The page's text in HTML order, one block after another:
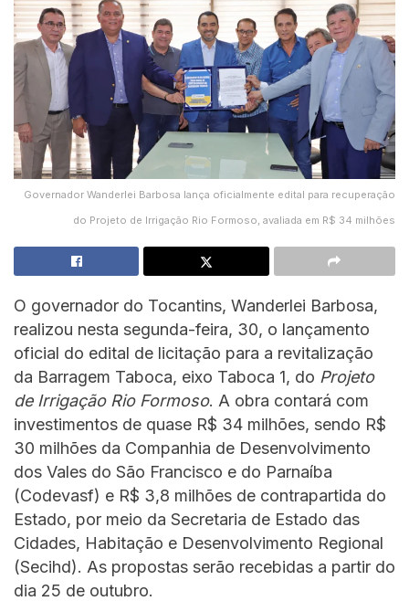
Governador Wanderlei Barbosa lança oficialmente edital para recuperação
do Projeto de Irrigação Rio Formoso, avaliada em R$ 34 milhões
O governador do Tocantins, Wanderlei Barbosa,
realizou nesta segunda-feira, 30, o lançamento
oficial do edital de licitação para a revitalização
da Barragem Taboca, eixo Taboca 1, do Projeto
de Irrigação Rio Formoso. A obra contará com
investimentos de quase R$ 34 milhões, sendo R$
30 milhões da Companhia de Desenvolvimento
dos Vales do São Francisco e do Parnaíba
(Codevasf) e R$ 3,8 milhões de contrapartida do
Estado, por meio da Secretaria de Estado das
Cidades, Habitação e Desenvolvimento Regional
(Secihd). As propostas serão recebidas a partir do
dia 25 de outubro.